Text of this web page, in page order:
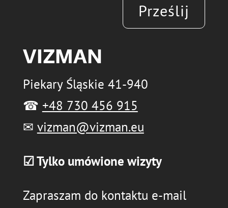
Prześlij
VIZMAN
Piekary Śląskie 41-940
☎ +48 730 456 915
✉ vizman@vizman.eu
☑ Tylko umówione wizyty
Zapraszam do kontaktu e-mail